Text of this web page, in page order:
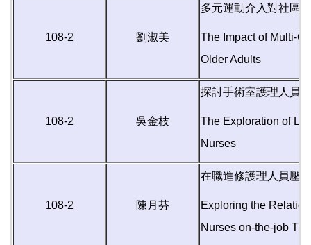
108-2 劉淑美
多元運動介入對社區
The Impact of Multi-
Older Adults
108-2 吳金枝
探討手術室護理人員
The Exploration of
Nurses
108-2 陳月芬
在職進修護理人員壓
Exploring the
Nurses on-the-job